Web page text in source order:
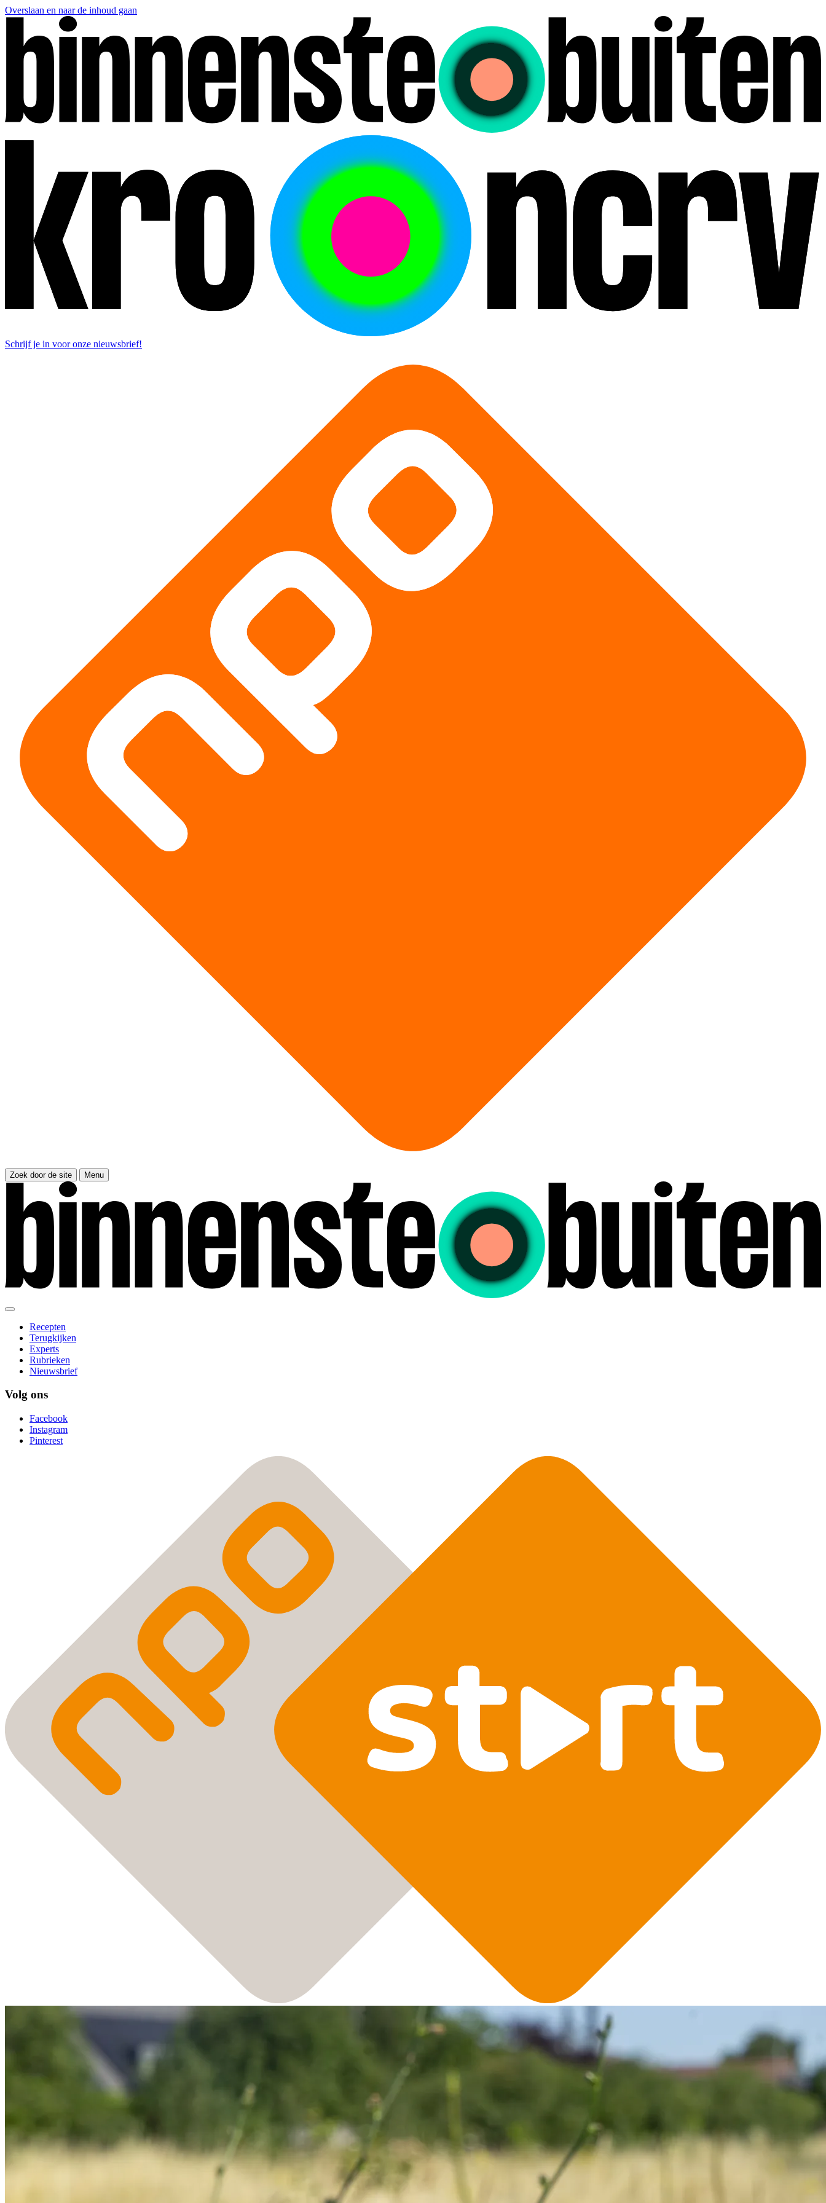
Overslaan en naar de inhoud gaan
Schrijf je in voor onze nieuwsbrief!
Zoek door de site Menu
Recepten
Terugkijken
Experts
Rubrieken
Nieuwsbrief
Volg ons
Facebook
Instagram
Pinterest